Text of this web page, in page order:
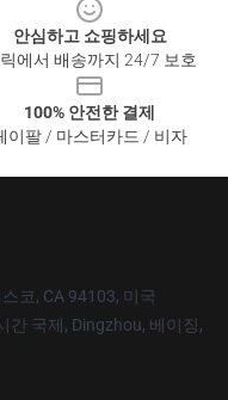
안심하고 쇼핑하세요
에서 배송까지 24/7 보호
100% 안전한 결제
이팔 / 마스터카드 / 비자
코, CA 94103, 미국
간 국제, Dingzhou, 베이징,